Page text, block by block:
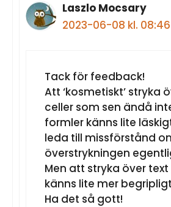
Laszlo Mocsary
2023-06-08 kl. 08:46
Tack för feedback!
Att ‘kosmetiskt’ stryka
celler som sen ändå
formler känns lite
leda till missförstånd
överstrykningen
Men att stryka över text
känns lite mer
Ha det så gott!